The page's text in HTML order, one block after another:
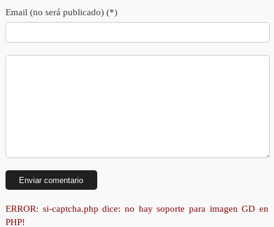
Email (no será publicado) (*)
ERROR: si-captcha.php dice: no hay soporte para imagen GD en
PHP!